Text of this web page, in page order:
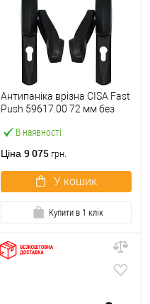
В наявності
Антипаніка врізна CISA Fast
Push 59617.00 72 мм без
Ціна 9 075 грн.
У кошик
Купити в 1 клік